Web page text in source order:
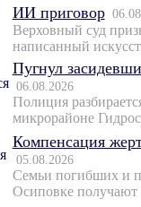
ИИ приговор
Верховный суд
написанный
Пугнул
06.08.2026
Полиция
микрорайоне
Компенсация
05.08.2026
Семьи погибших и
Осиповке